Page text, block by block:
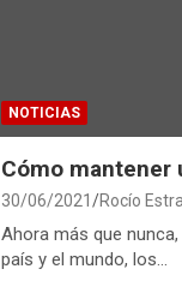
NOTICIAS
Cómo mantener
30/06/2021 Rocío
Ahora más que
país y el mundo, los…